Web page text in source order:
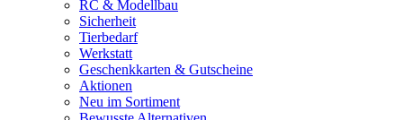
RC & Modellbau
Sicherheit
Tierbedarf
Werkstatt
Geschenkkarten & Gutscheine
Aktionen
Neu im Sortiment